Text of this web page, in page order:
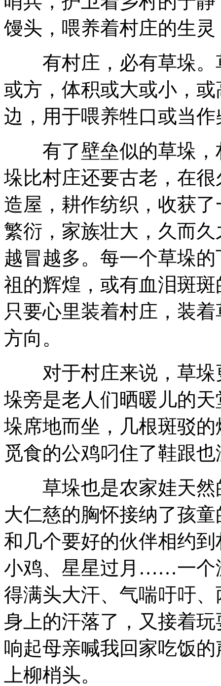
馒头，喂养着村庄的生
有村庄，必有草垛。
或方，体积或大或小，
边，用于喂养牲口或当作
有了壁垒似的草垛，
垛比村庄还要古老，在
造屋，耕作纺织，收获
繁衍，家族壮大，久而
越冒越多。每一个草垛
祖的辉煌，或有血泪斑
只要心里装着村庄，装
方向。
对于村庄来说，草垛
垛旁是老人们晒暖儿的
垛席地而坐，几根斑驳
觅食的公鸡叼住了鞋跟
草垛也是农家娃天然
大仁慈的胸怀接纳了孩
和几个要好的伙伴相约
小鸡、星星过月……一个
得满头大汗、气喘吁吁
身上的汗落了，又接着
响起母亲喊我回家吃饭
上柳梢头。